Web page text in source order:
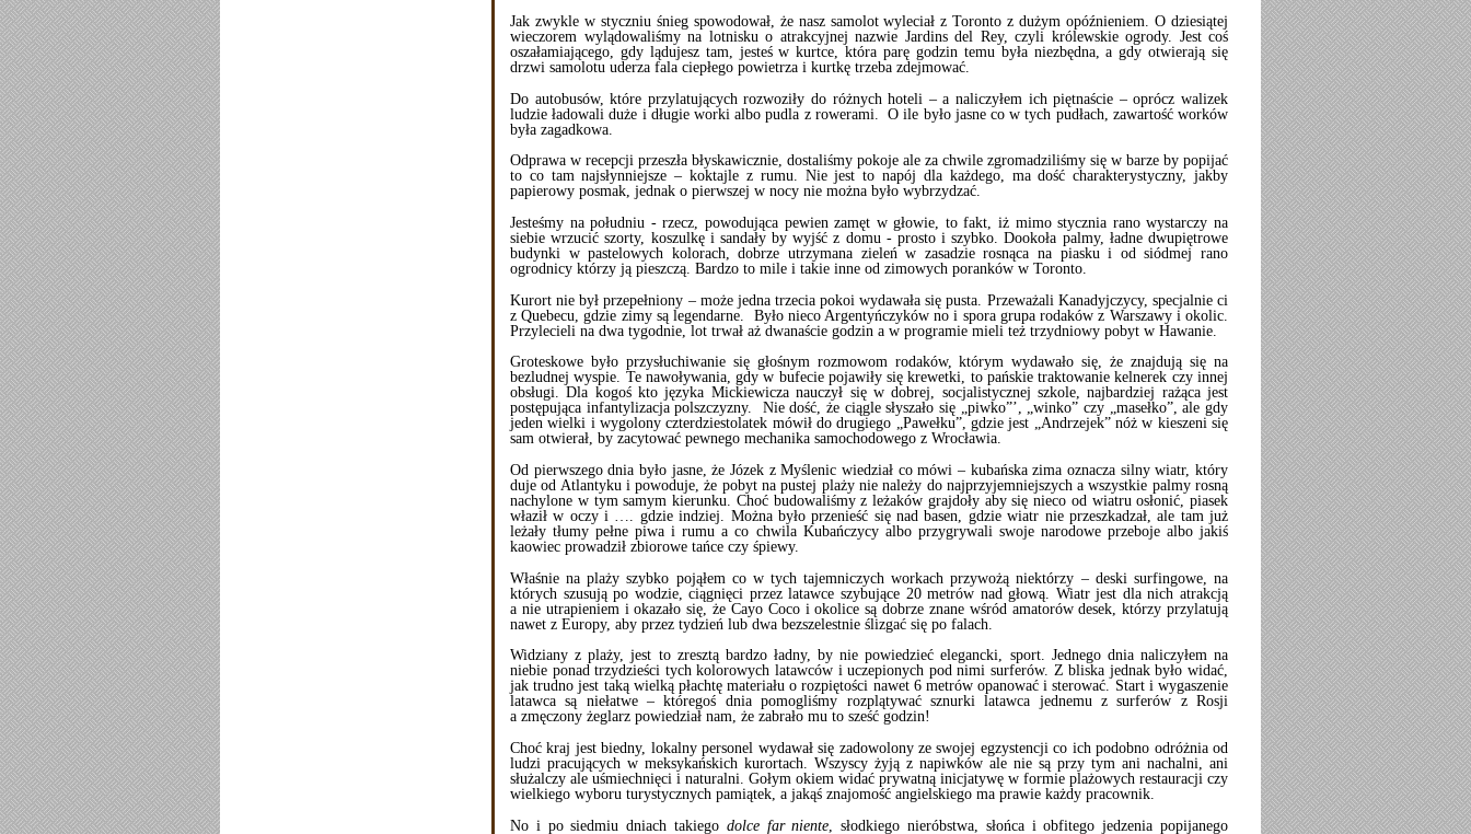
Jak zwykle w styczniu śnieg spowodował, że nasz samolot wyleciał z Toronto z dużym opóźnieniem. O dziesiątej
wieczorem wylądowaliśmy na lotnisku o atrakcyjnej nazwie Jardins del Rey, czyli królewskie ogrody. Jest coś
oszałamiającego, gdy lądujesz tam, jesteś w kurtce, która parę godzin temu była niezbędna, a gdy otwierają się
drzwi samolotu uderza fala ciepłego powietrza i kurtkę trzeba zdejmować.
Do autobusów, które przylatujących rozwoziły do różnych hoteli – a naliczyłem ich piętnaście – oprócz walizek
ludzie ładowali duże i długie worki albo pudla z rowerami. O ile było jasne co w tych pudłach, zawartość worków
była zagadkowa.
Odprawa w recepcji przeszła błyskawicznie, dostaliśmy pokoje ale za chwile zgromadziliśmy się w barze by popijać
to co tam najsłynniejsze – koktajle z rumu. Nie jest to napój dla każdego, ma dość charakterystyczny, jakby
papierowy posmak, jednak o pierwszej w nocy nie można było wybrzydzać.
Jesteśmy na południu - rzecz, powodująca pewien zamęt w głowie, to fakt, iż mimo stycznia rano wystarczy na
siebie wrzucić szorty, koszulkę i sandały by wyjść z domu - prosto i szybko. Dookoła palmy, ładne dwupiętrowe
budynki w pastelowych kolorach, dobrze utrzymana zieleń w zasadzie rosnąca na piasku i od siódmej rano
ogrodnicy którzy ją pieszczą. Bardzo to mile i takie inne od zimowych poranków w Toronto.
Kurort nie był przepełniony – może jedna trzecia pokoi wydawała się pusta. Przeważali Kanadyjczycy, specjalnie ci
z Quebecu, gdzie zimy są legendarne. Było nieco Argentyńczyków no i spora grupa rodaków z Warszawy i okolic.
Przylecieli na dwa tygodnie, lot trwał aż dwanaście godzin a w programie mieli też trzydniowy pobyt w Hawanie.
Groteskowe było przysłuchiwanie się głośnym rozmowom rodaków, którym wydawało się, że znajdują się na
bezludnej wyspie. Te nawoływania, gdy w bufecie pojawiły się krewetki, to pańskie traktowanie kelnerek czy innej
obsługi. Dla kogoś kto języka Mickiewicza nauczył się w dobrej, socjalistycznej szkole, najbardziej rażąca jest
postępująca infantylizacja polszczyzny. Nie dość, że ciągle słyszało się „piwko”’, „winko” czy „masełko”, ale gdy
jeden wielki i wygolony czterdziestolatek mówił do drugiego „Pawełku”, gdzie jest „Andrzejek” nóż w kieszeni się
sam otwierał, by zacytować pewnego mechanika samochodowego z Wrocławia.
Od pierwszego dnia było jasne, że Józek z Myślenic wiedział co mówi – kubańska zima oznacza silny wiatr, który
duje od Atlantyku i powoduje, że pobyt na pustej plaży nie należy do najprzyjemniejszych a wszystkie palmy rosną
nachylone w tym samym kierunku. Choć budowaliśmy z leżaków grajdoły aby się nieco od wiatru osłonić, piasek
właził w oczy i …. gdzie indziej. Można było przenieść się nad basen, gdzie wiatr nie przeszkadzał, ale tam już
leżały tłumy pełne piwa i rumu a co chwila Kubańczycy albo przygrywali swoje narodowe przeboje albo jakiś
kaowiec prowadził zbiorowe tańce czy śpiewy.
Właśnie na plaży szybko pojąłem co w tych tajemniczych workach przywożą niektórzy – deski surfingowe, na
których szusują po wodzie, ciągnięci przez latawce szybujące 20 metrów nad głową. Wiatr jest dla nich atrakcją
a nie utrapieniem i okazało się, że Cayo Coco i okolice są dobrze znane wśród amatorów desek, którzy przylatują
nawet z Europy, aby przez tydzień lub dwa bezszelestnie ślizgać się po falach.
Widziany z plaży, jest to zresztą bardzo ładny, by nie powiedzieć elegancki, sport. Jednego dnia naliczyłem na
niebie ponad trzydzieści tych kolorowych latawców i uczepionych pod nimi surferów. Z bliska jednak było widać,
jak trudno jest taką wielką płachtę materiału o rozpiętości nawet 6 metrów opanować i sterować. Start i wygaszenie
latawca są niełatwe – któregoś dnia pomogliśmy rozplątywać sznurki latawca jednemu z surferów z Rosji
a zmęczony żeglarz powiedział nam, że zabrało mu to sześć godzin!
Choć kraj jest biedny, lokalny personel wydawał się zadowolony ze swojej egzystencji co ich podobno odróżnia od
ludzi pracujących w meksykańskich kurortach. Wszyscy żyją z napiwków ale nie są przy tym ani nachalni, ani
służalczy ale uśmiechnięci i naturalni. Gołym okiem widać prywatną inicjatywę w formie plażowych restauracji czy
wielkiego wyboru turystycznych pamiątek, a jakąś znajomość angielskiego ma prawie każdy pracownik.
No i po siedmiu dniach takiego dolce far niente , słodkiego nieróbstwa, słońca i obfitego jedzenia popijanego